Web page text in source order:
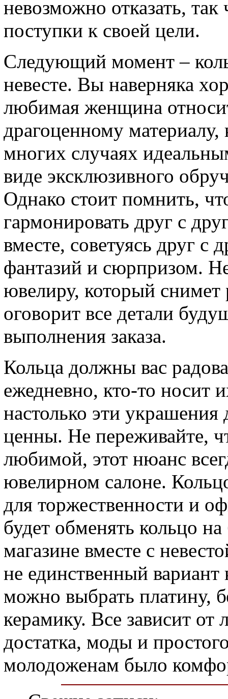
невозможно отказать,
поступки к своей цели.
Следующий момент –
невесте. Вы наверняка
любимая женщина
драгоценному
многих случаях
виде эксклюзивного
Однако стоит помнить,
гармонировать друг с
вместе, советуясь друг с
фантазий и сюрпризом.
ювелиру, который
оговорит все детали
выполнения заказа.
Кольца должны вас
ежедневно, кто-то носит
настолько эти
ценны. Не переживайте,
любимой, этот нюанс
ювелирном салоне.
для торжественности и
будет обменять кольцо
магазине вместе с
не единственный
можно выбрать платину,
керамику. Все зависит
достатка, моды и
молодоженам было